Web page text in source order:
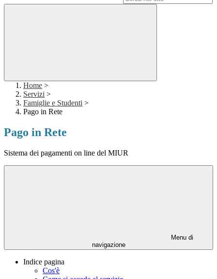
Home >
Servizi >
Famiglie e Studenti >
Pago in Rete
Pago in Rete
Sistema dei pagamenti on line del MIUR
Menu di
navigazione
Indice pagina
Cos'è